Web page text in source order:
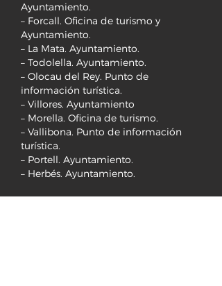
Ayuntamiento.
– Forcall. Oficina de turismo y
Ayuntamiento.
– La Mata. Ayuntamiento.
– Todolella. Ayuntamiento.
– Olocau del Rey. Punto de
información turística.
– Villores. Ayuntamiento
– Morella. Oficina de turismo.
– Vallibona. Punto de información
turística.
– Portell. Ayuntamiento.
– Herbés. Ayuntamiento.